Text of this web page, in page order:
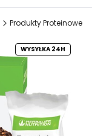
Produkty Proteinowe
WYSYŁKA 24H